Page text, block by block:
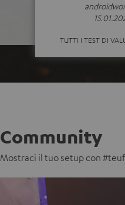
TUTTI I TEST DI
Community
Mostraci il tuo setup con